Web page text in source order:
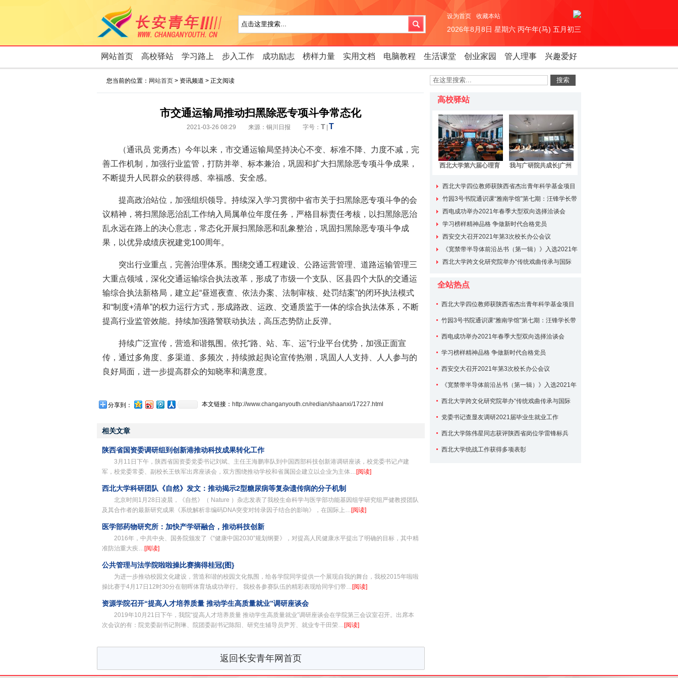
设为首页 收藏本站
2026年8月8日 星期六 丙午年(马) 五月初三
网站首页 高校驿站 学习路上 步入工作 成功励志 榜样力量 实用文档 电脑教程 生活课堂 创业家园 管人理事 兴趣爱好
您当前的位置： 网站首页 > 资讯频道 > 正文阅读
市交通运输局推动扫黑除恶专项斗争常态化
2021-03-26 08:29 来源：铜川日报 字号： T T
（通讯员 党勇杰）今年以来，市交通运输局坚持决心不变、标准不降、力度不减，完
善工作机制，加强行业监管，打防并举、标本兼治，巩固和扩大扫黑除恶专项斗争成果，
不断提升人民群众的获得感、幸福感、安全感。
提高政治站位，加强组织领导。持续深入学习贯彻中省市关于扫黑除恶专项斗争的会
议精神，将扫黑除恶治乱工作纳入局属单位年度任务，严格目标责任考核，以扫黑除恶治
乱永远在路上的决心意志，常态化开展扫黑除恶和乱象整治，巩固扫黑除恶专项斗争成
果，以优异成绩庆祝建党100周年。
突出行业重点，完善治理体系。围绕交通工程建设、公路运营管理、道路运输管理三
大重点领域，深化交通运输综合执法改革，形成了市级一个支队、区县四个大队的交通运
输综合执法新格局，建立起“昼巡夜查、依法办案、法制审核、处罚结案”的闭环执法模式
和“制度+清单”的权力运行方式，形成路政、运政、交通质监于一体的综合执法体系，不断
提高行业监管效能。持续加强路警联动执法，高压态势防止反弹。
持续广泛宣传，营造和谐氛围。依托“路、站、车、运”行业平台优势，加强正面宣
传，通过多角度、多渠道、多频次，持续掀起舆论宣传热潮，巩固人人支持、人人参与的
良好局面，进一步提高群众的知晓率和满意度。
分享到： 本文链接： http://www.changanyouth.cn/redian/shaanxi/17227.html
相关文章
陕西省国资委调研组到创新港推动科技成果转化工作
3月11日下午，陕西省国资委党委书记刘斌、主任王海鹏率队到中国西部科技创新港调研座谈，校党委书记卢建
军，校党委常委、副校长王铁军出席座谈会，双方围绕推动学校和省属国企建立以企业为主体…[阅读]
西北大学科研团队《自然》发文：推动揭示2型糖尿病等复杂遗传病的分子机制
北京时间1月28日凌晨，《自然》（ Nature ）杂志发表了我校生命科学与医学部功能基因组学研究组严健教授团队
及其合作者的最新研究成果《系统解析非编码DNA突变对转录因子结合的影响》，在国际上…[阅读]
医学部药物研究所：加快产学研融合，推动科技创新
2016年，中共中央、国务院颁发了《“健康中国2030”规划纲要》，对提高人民健康水平提出了明确的目标，其中精
准防治重大疾…[阅读]
公共管理与法学院啦啦操比赛摘得桂冠{图}
为进一步推动校园文化建设，营造和谐的校园文化氛围，给各学院同学提供一个展现自我的舞台，我校2015年啦啦
操比赛于4月17日12时30分在朝晖体育场成功举行。 我校各参赛队伍的精彩表现给同学们带…[阅读]
资源学院召开“提高人才培养质量 推动学生高质量就业”调研座谈会
2019年10月21日下午，我院“提高人才培养质量 推动学生高质量就业”调研座谈会在学院第三会议室召开。出席本
次会议的有：院党委副书记荆琳、院团委副书记陈阳、研究生辅导员尹芳、就业专干田荣…[阅读]
返回长安青年网首页
高校驿站
西北大学第六届心理育
我与广研院共成长|广州
解读产教融合科研实践
方案
西北大学四位教师获陕西省杰出青年科学基金项目
资助竹园3号书院通识课“雅南学馆”第七期：汪锋学长带
我们领略快剪的魅力
西电成功举办2021年春季大型双向选择洽谈会
学习榜样精神品格 争做新时代合格党员
西安交大召开2021年第3次校长办公会议
《宽禁带半导体前沿丛书（第一辑）》入选2021年
度国家出版基金资助项目
西北大学跨文化研究院举办“传统戏曲传承与国际
全站热点
西北大学四位教师获陕西省杰出青年科学基金项目
资助竹园3号书院通识课“雅南学馆”第七期：汪锋学长带
我们领略快剪的魅力
西电成功举办2021年春季大型双向选择洽谈会
学习榜样精神品格 争做新时代合格党员
西安交大召开2021年第3次校长办公会议
《宽禁带半导体前沿丛书（第一辑）》入选2021年
度国家出版基金资助项目
西北大学跨文化研究院举办“传统戏曲传承与国际
化”研讨会
党委书记查显友调研2021届毕业生就业工作
西北大学陈伟星同志获评陕西省岗位学雷锋标兵
西北大学统战工作获得多项表彰